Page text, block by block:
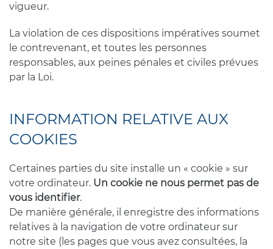
vigueur.
La violation de ces dispositions impératives soumet
le contrevenant, et toutes les personnes
responsables, aux peines pénales et civiles prévues
par la Loi.
INFORMATION RELATIVE AUX
COOKIES
Certaines parties du site installe un « cookie » sur
votre ordinateur. Un cookie ne nous permet pas de
vous identifier.
De manière générale, il enregistre des informations
relatives à la navigation de votre ordinateur sur
notre site (les pages que vous avez consultées, la